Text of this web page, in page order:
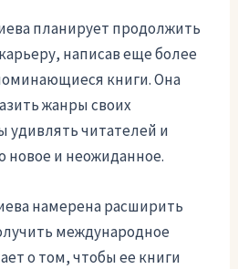
планирует продолжить
написав еще более
книги. Она
жанры своих
удивлять читателей и
новое и неожиданное.
намерена расширить
международное
о том, чтобы ее книги